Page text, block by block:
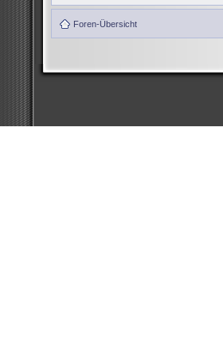
Foren-Übersicht